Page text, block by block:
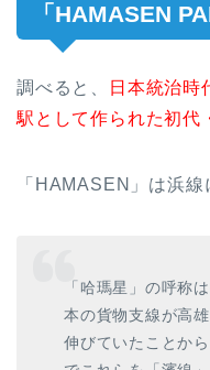
「HAMASEN
調べると、
日本統治時
駅として作られた初代
「HAMASEN」は浜線
「哈瑪星」の呼称
本の貨物支線が高
伸びていたことか